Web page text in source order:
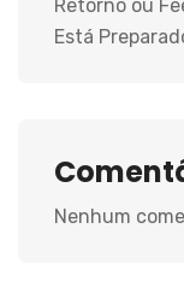
Retorno ou
Está
Nenhum